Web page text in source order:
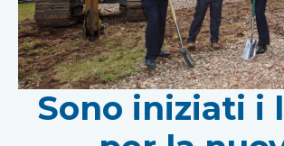
Sono iniziati i